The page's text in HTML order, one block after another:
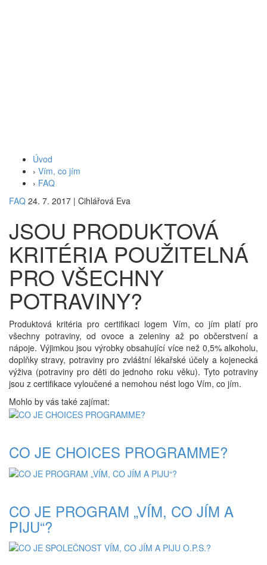
Úvod
› Vím, co jím
› FAQ
FAQ 24. 7. 2017 | Cihlářová Eva
JSOU PRODUKTOVÁ
KRITÉRIA POUŽITELNÁ
PRO VŠECHNY
POTRAVINY?
Produktová kritéria pro certifikaci logem Vím, co jím platí pro
všechny potraviny, od ovoce a zeleniny až po občerstvení a
nápoje. Výjimkou jsou výrobky obsahující více než 0,5% alkoholu,
doplňky stravy, potraviny pro zvláštní lékařské účely a kojenecká
výživa (potraviny pro děti do jednoho roku věku). Tyto potraviny
jsou z certifikace vyloučené a nemohou nést logo Vím, co jím.
Mohlo by vás také zajímat:
CO JE CHOICES PROGRAMME?
CO JE PROGRAM „VÍM, CO JÍM A
PIJU“?